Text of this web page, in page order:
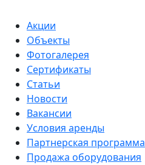
Акции
Объекты
Фотогалерея
Сертификаты
Статьи
Новости
Вакансии
Условия аренды
Партнерская программа
Продажа оборудования